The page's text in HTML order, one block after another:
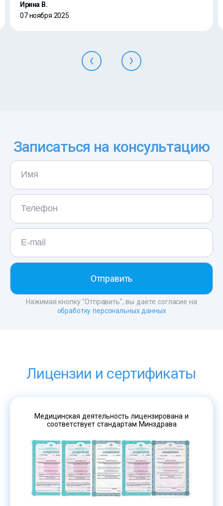
Ирина В.
07 ноября 2025
Записаться на консультацию
Нажимая кнопку "Отправить", вы даете согласие на
обработку персональных данных
Лицензии и сертификаты
Медицинская деятельность лицензирована и
соответствует стандартам Минздрава